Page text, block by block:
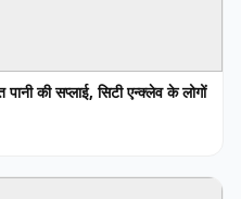
की सप्लाई, सिटी एन्क्लेव के लोगों